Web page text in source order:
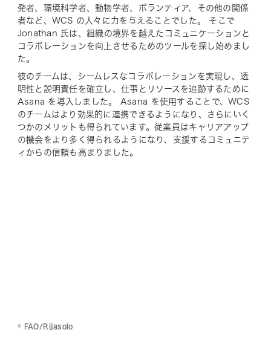
発者、環境科学者、動物学者、ボランティア、その他の関係
者など、WCS の人々に力を与えることでした。 そこで
Jonathan 氏は、組織の境界を越えたコミュニケーションと
コラボレーションを向上させるためのツールを探し始めまし
た。
彼のチームは、シームレスなコラボレーションを実現し、透
明性と説明責任を確立し、仕事とリソースを追跡するために
Asana を導入しました。 Asana を使用することで、WCS
のチームはより効果的に連携できるようになり、さらにいく
つかのメリットも得られています。従業員はキャリアアップ
の機会をより多く得られるようになり、支援するコミュニテ
ィからの信頼も高まりました。
© FAO/Rijasolo